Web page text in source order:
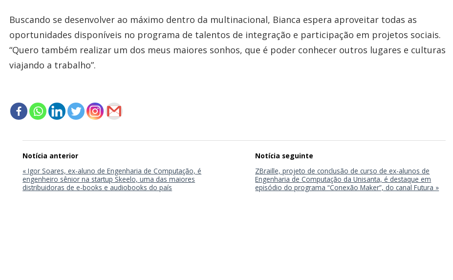
Buscando se desenvolver ao máximo dentro da multinacional, Bianca espera aproveitar todas as
oportunidades disponíveis no programa de talentos de integração e participação em projetos sociais.
“Quero também realizar um dos meus maiores sonhos, que é poder conhecer outros lugares e culturas
viajando a trabalho”.
de
« Igor Soares, ex-aluno de Engenharia de Computação, é
engenheiro sênior na startup Skeelo, uma das maiores
distribuidoras de e-books e audiobooks do país
ZBraille, projeto de conclusão de curso de ex-alunos de
Engenharia de Computação da Unisanta, é destaque em
episódio do programa “Conexão Maker”, do canal Futura »